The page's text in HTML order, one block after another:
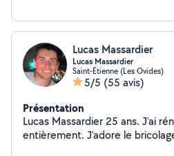
Lucas Massardier
Lucas Massardier
Saint-Étienne (Les Ovides)
5/5 (55 avis)
Présentation
Lucas Massardier 25 ans. J'ai
entièrement. J'adore le